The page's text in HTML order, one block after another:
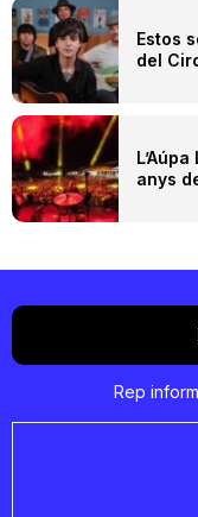
Estos
del
anys
Rep